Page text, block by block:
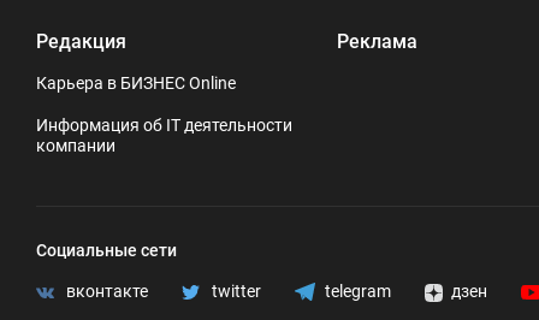
Редакция
Карьера в БИЗНЕС Online
Информация об IT деятельности
компании
Реклама
Социальные сети
вконтакте twitter telegram дзен